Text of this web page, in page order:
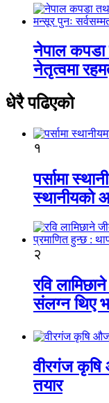
नेपाल कपडा
नेतृत्वमा
धेरै पढिएको
१
पर्सामा
स्थानीयको
२
रवि
संलग्न थिए
वीरगंज कृषि
तयार